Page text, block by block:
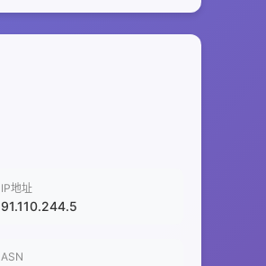
IP地址
91.110.244.5
ASN